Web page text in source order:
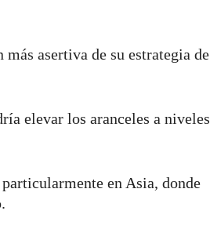
asertiva de su estrategia de
elevar los aranceles a niveles
en Asia, donde